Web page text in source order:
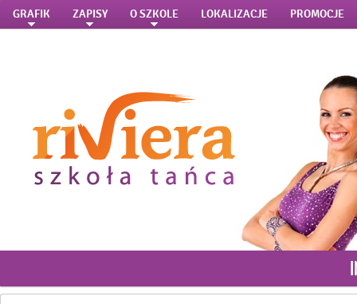
GRAFIK ZAPISY O SZKOLE LOKALIZACJE PROMOCJE